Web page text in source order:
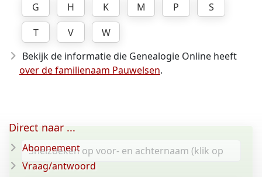
G
H K M P
S
T
V
W
Bekijk de informatie die Genealogie Online heeft
over de familienaam Pauwelsen.
Direct naar ...
Abonnement
Vraag/antwoord